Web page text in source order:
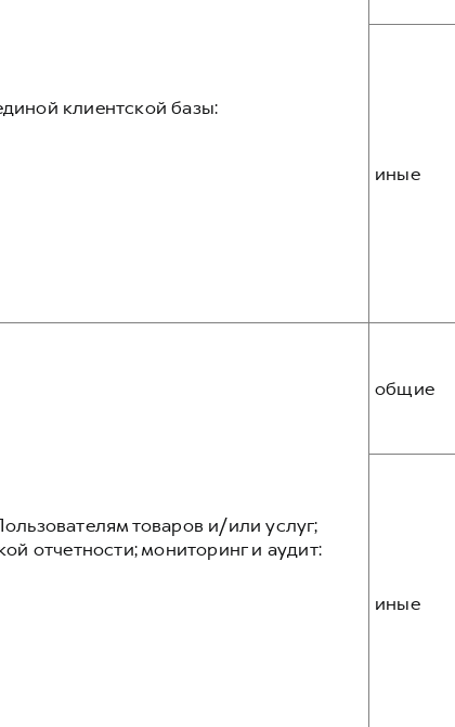
клиентской базы:
иные
товаров и/или услуг;
отчетности; мониторинг и аудит:
общие
иные